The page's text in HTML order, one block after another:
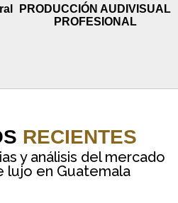
PRODUCCIÓN AUDIVISUAL
PROFESIONAL
RECIENTES
y análisis del mercado
lujo en Guatemala